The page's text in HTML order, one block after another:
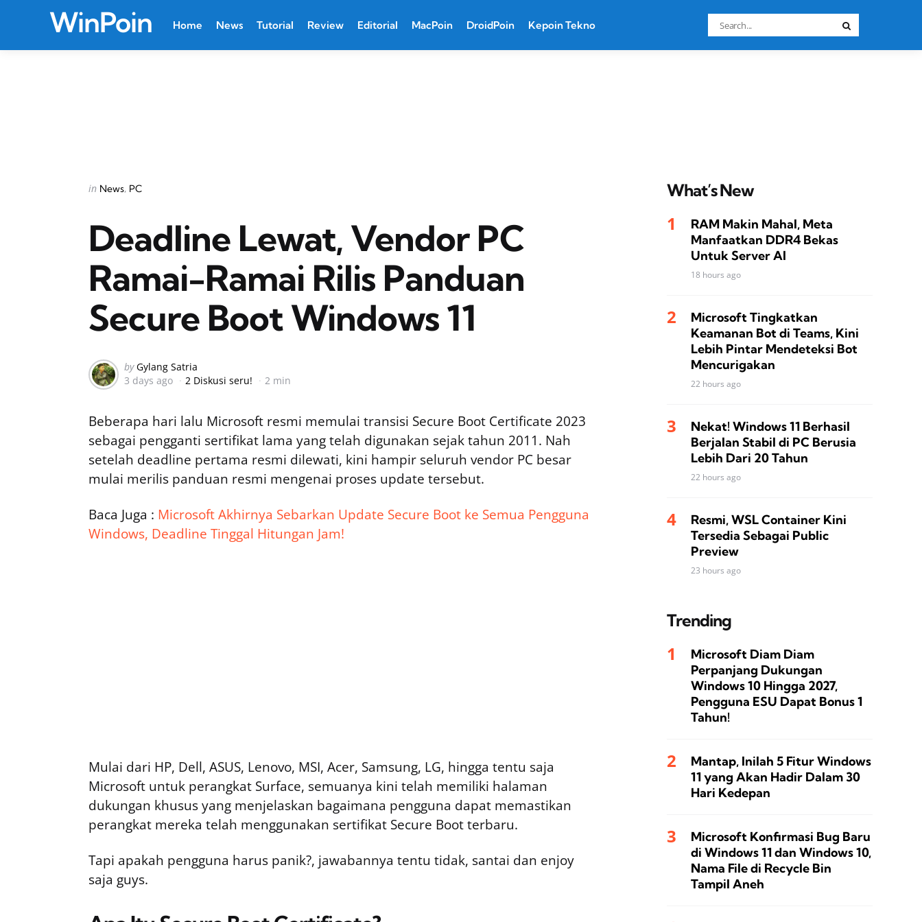
WinPoin Home News Tutorial Review Editorial MacPoin DroidPoin Kepoin Tekno
Search
for:
Categories
Posted
in News PC
Deadline Lewat, Vendor PC
Ramai-Ramai Rilis Panduan
Secure Boot Windows 11
Posted
by
by Gylang Satria
3 days ago
2 Diskusi seru! 2 min
Beberapa hari lalu Microsoft resmi memulai transisi Secure Boot Certificate 2023
sebagai pengganti sertifikat lama yang telah digunakan sejak tahun 2011. Nah
setelah deadline pertama resmi dilewati, kini hampir seluruh vendor PC besar
mulai merilis panduan resmi mengenai proses update tersebut.
Baca Juga : Microsoft Akhirnya Sebarkan Update Secure Boot ke Semua Pengguna
Windows, Deadline Tinggal Hitungan Jam!
Mulai dari HP, Dell, ASUS, Lenovo, MSI, Acer, Samsung, LG, hingga tentu saja
Microsoft untuk perangkat Surface, semuanya kini telah memiliki halaman
dukungan khusus yang menjelaskan bagaimana pengguna dapat memastikan
perangkat mereka telah menggunakan sertifikat Secure Boot terbaru.
Tapi apakah pengguna harus panik?, jawabannya tentu tidak, santai dan enjoy
saja guys.
What’s New
RAM Makin Mahal, Meta
Manfaatkan DDR4 Bekas
Untuk Server AI
18 hours ago
Microsoft Tingkatkan
Keamanan Bot di Teams, Kini
Lebih Pintar Mendeteksi Bot
Mencurigakan
22 hours ago
Nekat! Windows 11 Berhasil
Berjalan Stabil di PC Berusia
Lebih Dari 20 Tahun
22 hours ago
Resmi, WSL Container Kini
Tersedia Sebagai Public
Preview
23 hours ago
Trending
Microsoft Diam Diam
Perpanjang Dukungan
Windows 10 Hingga 2027,
Pengguna ESU Dapat Bonus 1
Tahun!
Mantap, Inilah 5 Fitur Windows
11 yang Akan Hadir Dalam 30
Hari Kedepan
Microsoft Konfirmasi Bug Baru
di Windows 11 dan Windows 10,
Nama File di Recycle Bin
Tampil Aneh